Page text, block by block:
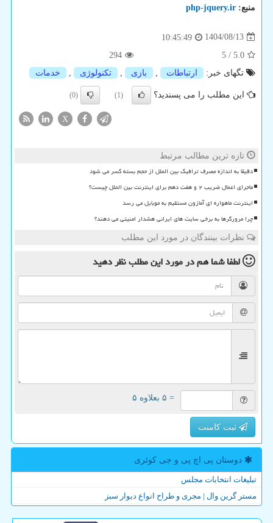
منبع: php-jquery.ir
1404/08/13
10:45:49
5.0
/
5
294
تگهای خبر:
ارتباطات بازی تكنولوژی خدمات
این مطلب را می پسندید؟ (1)
(0)
X
تازه ترین مطالب مرتبط
دقیقا به اندازه مصرف ترافیک بین الملل از حجم بسته کسر می شود
ماجرای اعمال ضریب ۲ و هفت دهم برای اینترنت بین الملل چیست؟
اینترنت ماهواره ای آمازون مستقیم به موبایل می رسد
چرا مرورگرها به برخی سایت های ایرانی هشدار امنیتی می دهند؟
نظرات بینندگان در مورد این مطلب
لطفا شما همدر مورد این مطلبنظر دهید
= ۵ بعلاوه ۵
ثبت کامنت
دوستان پی اچ پی و جی كوئری
تبلیغات انتخابات مجلس
مستر گرین وال | مجری و طراح انواع دیوار سبز